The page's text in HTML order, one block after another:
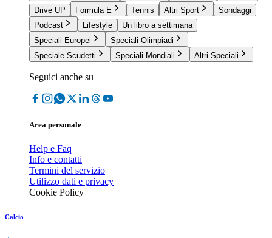
Drive UP
Formula E Tennis Altri Sport
Sondaggi
Podcast
Lifestyle
Un libro a settimana
Speciali Europei
Speciali Olimpiadi
Speciale Scudetti
Speciali Mondiali Altri Speciali
Seguici anche su
Area personale
Help e Faq
Info e contatti
Termini del servizio
Utilizzo dati e privacy
Cookie Policy
Calcio